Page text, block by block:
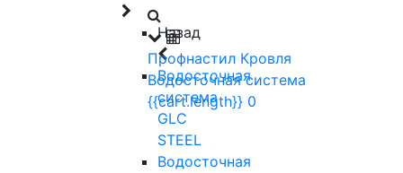
Назад
Водосточная
система
GLC
STEEL
Водосточная
Профнастил Кровля
Водосточная система
{{cart.length}} 0